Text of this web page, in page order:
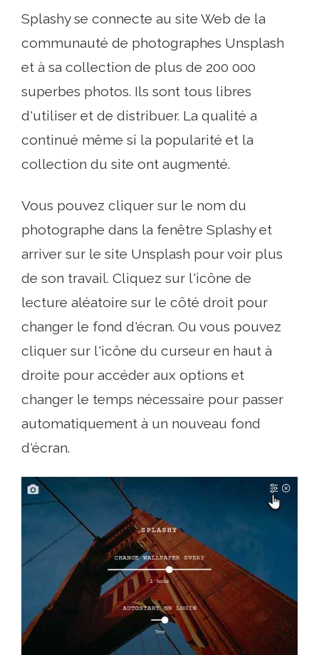
Splashy se connecte au site Web de la
communauté de photographes Unsplash
et à sa collection de plus de 200 000
superbes photos. Ils sont tous libres
d'utiliser et de distribuer. La qualité a
continué même si la popularité et la
collection du site ont augmenté.
Vous pouvez cliquer sur le nom du
photographe dans la fenêtre Splashy et
arriver sur le site Unsplash pour voir plus
de son travail. Cliquez sur l'icône de
lecture aléatoire sur le côté droit pour
changer le fond d'écran. Ou vous pouvez
cliquer sur l'icône du curseur en haut à
droite pour accéder aux options et
changer le temps nécessaire pour passer
automatiquement à un nouveau fond
d'écran.